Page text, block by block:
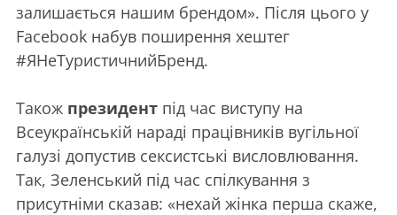
залишається нашим брендом». Після цього у
Facebook набув поширення хештег
#ЯНеТуристичнийБренд.
Також президент під час виступу на
Всеукраїнській нараді працівників вугільної
галузі допустив сексистські висловлювання.
Так, Зеленський під час спілкування з
присутніми сказав: «нехай жінка перша скаже,